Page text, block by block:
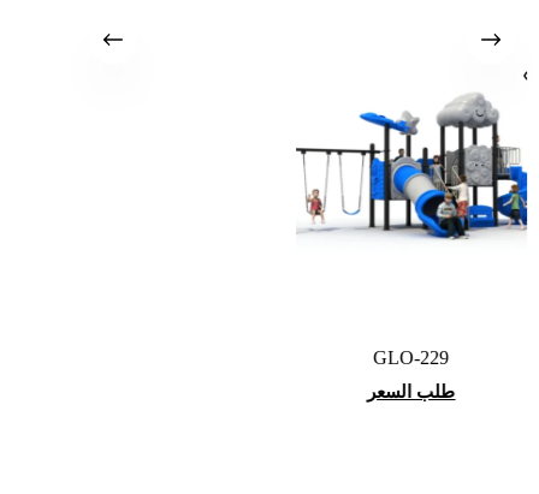
GLO-229
طلب السعر